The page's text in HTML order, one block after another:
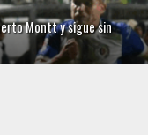
Montt y sigue sin